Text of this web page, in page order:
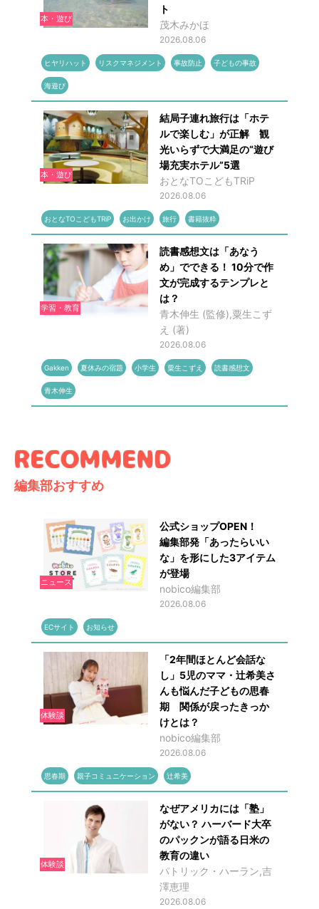
本・遊び
ト
茂木みかほ
2026.08.06
ヒヤリハット リスクマネジメント 事故防止 子どもの事故
海遊び
本・遊び
結局子連れ旅行は「ホテ
ルで楽しむ」が正解 観
光いらずで大満足の“遊び
場充実ホテル”5選
おとなTOこどもTRiP
2026.08.06
おとなTOこどもTRiP お出かけ 旅行 書籍抜粋
学習・教育
読書感想文は「あなう
め」でできる！ 10分で作
文が完成するテンプレと
は？
青木伸生 (監修),粟生こず
え (著)
2026.08.06
Gakken 夏休みの宿題 小学生 粟生こずえ 読書感想文
青木伸生
編集部おすすめ
ニュース
公式ショップOPEN！
編集部発「あったらいい
な」を形にした3アイテム
が登場
nobico編集部
2026.08.06
ECサイト お知らせ
体験談
「2年間ほとんど会話な
し」5児のママ・辻希美さ
んも悩んだ子どもの思春
期 関係が戻ったきっか
けとは？
nobico編集部
2026.08.06
思春期 親子コミュニケーション 辻希美
体験談
なぜアメリカには「塾」
がない？ ハーバード大卒
のパックンが語る日米の
教育の違い
パトリック・ハーラン,吉
澤恵理
2026.08.06